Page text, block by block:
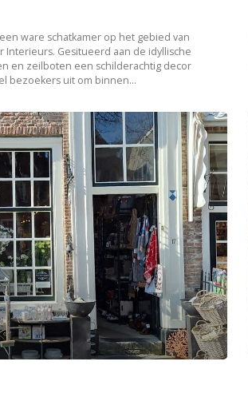
ware schatkamer op het gebied van
Gesitueerd aan de idyllische
en zeilboten een schilderachtig decor
bezoekers uit om binnen...